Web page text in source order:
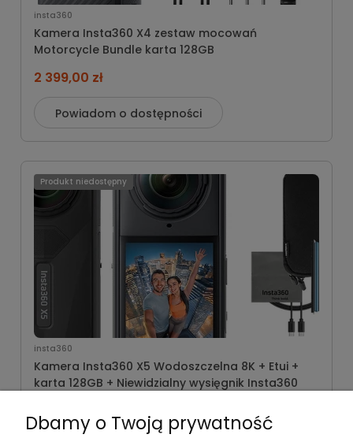
insta360
Kamera Insta360 X4 zestaw mocowań
Motorcycle Bundle karta 128GB
2 399,00 zł
Powiadom o dostępności
insta360
Kamera Insta360 X5 Wodoszczelna 8K + Etui +
karta 128GB + Niewidzialny wysięgnik Insta360
Produkt niedostępny
Dbamy o Twoją prywatność